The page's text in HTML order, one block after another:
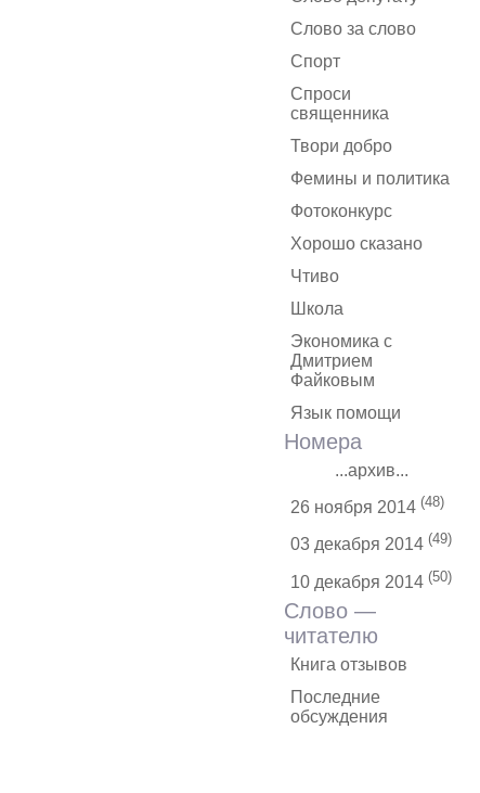
Слово за слово
Спорт
Спроси
священника
Твори добро
Фемины и политика
Фотоконкурс
Хорошо сказано
Чтиво
Школа
Экономика с
Дмитрием
Файковым
Язык помощи
Номера
...архив...
26 ноября 2014 (48)
03 декабря 2014 (49)
10 декабря 2014 (50)
Слово —
читателю
Книга отзывов
Последние
обсуждения